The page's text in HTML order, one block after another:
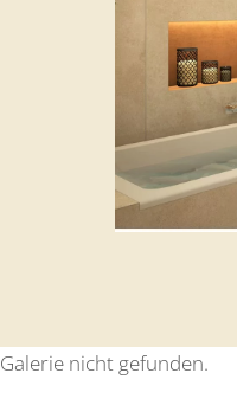
Galerie nicht gefunden.